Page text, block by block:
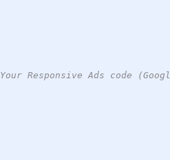
Your Responsive Ads code